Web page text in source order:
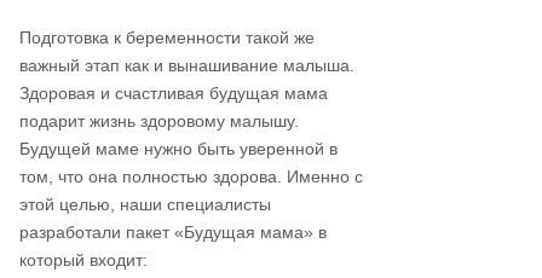
Подготовка к беременности такой же
важный этап как и вынашивание малыша.
Здоровая и счастливая будущая мама
подарит жизнь здоровому малышу.
Будущей маме нужно быть уверенной в
том, что она полностью здорова. Именно с
этой целью, наши специалисты
разработали пакет «Будущая мама» в
который входит: